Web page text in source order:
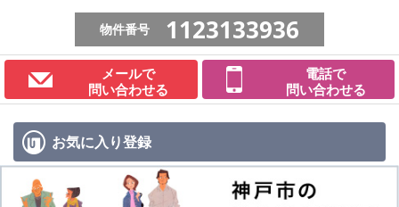
物件番号 1123133936
メールで
問い合わせる
電話で
問い合わせる
お気に入り登録